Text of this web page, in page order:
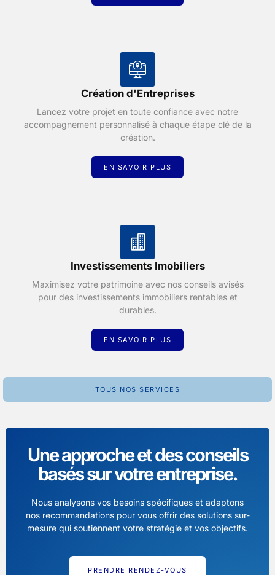
Création d'Entreprises
Lancez votre projet en toute confiance avec notre
accompagnement personnalisé à chaque étape clé de la
création.
EN SAVOIR PLUS
Investissements Imobiliers
Maximisez votre patrimoine avec nos conseils avisés
pour des investissements immobiliers rentables et
durables.
EN SAVOIR PLUS
TOUS NOS SERVICES
Une approche et des conseils
basés sur votre entreprise.
Nous analysons vos besoins spécifiques et adaptons
nos recommandations pour vous offrir des solutions sur-
mesure qui soutiennent votre stratégie et vos objectifs.
PRENDRE RENDEZ-VOUS